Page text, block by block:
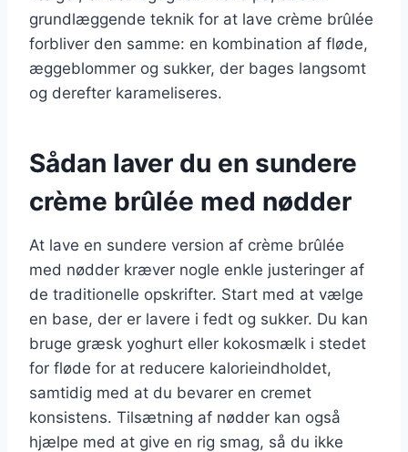
grundlæggende teknik for at lave crème brûlée
forbliver den samme: en kombination af fløde,
æggeblommer og sukker, der bages langsomt
og derefter karameliseres.
Sådan laver du en sundere
crème brûlée med nødder
At lave en sundere version af crème brûlée
med nødder kræver nogle enkle justeringer af
de traditionelle opskrifter. Start med at vælge
en base, der er lavere i fedt og sukker. Du kan
bruge græsk yoghurt eller kokosmælk i stedet
for fløde for at reducere kalorieindholdet,
samtidig med at du bevarer en cremet
konsistens. Tilsætning af nødder kan også
hjælpe med at give en rig smag, så du ikke